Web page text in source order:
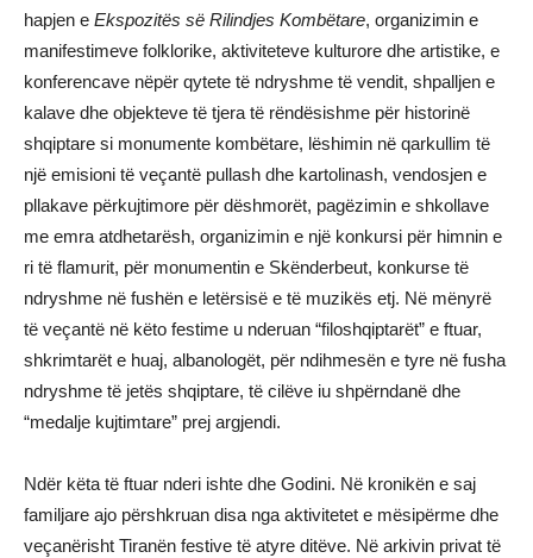
hapjen e Ekspozitës së Rilindjes Kombëtare, organizimin e
manifestimeve folklorike, aktiviteteve kulturore dhe artistike, e
konferencave nëpër qytete të ndryshme të vendit, shpalljen e
kalave dhe objekteve të tjera të rëndësishme për historinë
shqiptare si monumente kombëtare, lëshimin në qarkullim të
një emisioni të veçantë pullash dhe kartolinash, vendosjen e
pllakave përkujtimore për dëshmorët, pagëzimin e shkollave
me emra atdhetarësh, organizimin e një konkursi për himnin e
ri të flamurit, për monumentin e Skënderbeut, konkurse të
ndryshme në fushën e letërsisë e të muzikës etj. Në mënyrë
të veçantë në këto festime u nderuan “filoshqiptarët” e ftuar,
shkrimtarët e huaj, albanologët, për ndihmesën e tyre në fusha
ndryshme të jetës shqiptare, të cilëve iu shpërndanë dhe
“medalje kujtimtare” prej argjendi.
Ndër këta të ftuar nderi ishte dhe Godini. Në kronikën e saj
familjare ajo përshkruan disa nga aktivitetet e mësipërme dhe
veçanërisht Tiranën festive të atyre ditëve. Në arkivin privat të